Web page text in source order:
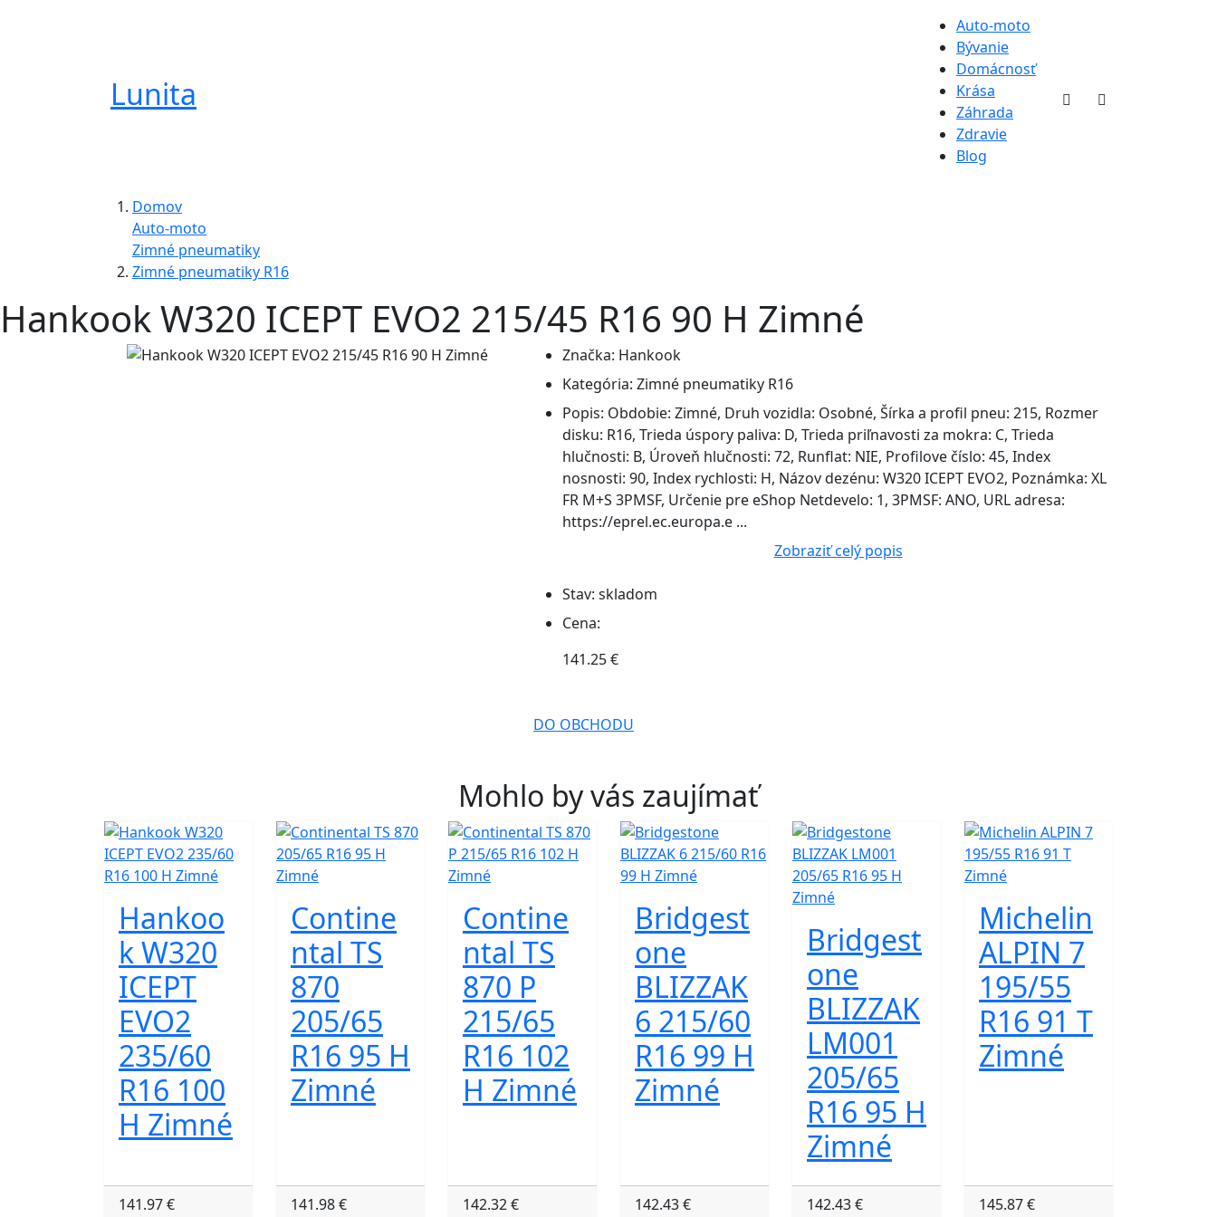
Lunita
Auto-moto
Bývanie
Domácnosť
Krása
Záhrada
Zdravie
Blog
Domov
Auto-moto
Zimné pneumatiky
Zimné pneumatiky R16
Hankook W320 ICEPT EVO2 215/45 R16 90 H Zimné
Značka: Hankook
Kategória: Zimné pneumatiky R16
Popis: Obdobie: Zimné, Druh vozidla: Osobné, Šírka a profil pneu: 215, Rozmer
disku: R16, Trieda úspory paliva: D, Trieda priľnavosti za mokra: C, Trieda
hlučnosti: B, Úroveň hlučnosti: 72, Runflat: NIE, Profilove číslo: 45, Index
nosnosti: 90, Index rychlosti: H, Názov dezénu: W320 ICEPT EVO2, Poznámka: XL
FR M+S 3PMSF, Určenie pre eShop Netdevelo: 1, 3PMSF: ANO, URL adresa:
https://eprel.ec.europa.e ...
Zobraziť celý popis
Stav: skladom
Cena:
141.25 €
DO OBCHODU
Mohlo by vás zaujímať
Hankoo
k W320
ICEPT
EVO2
235/60
R16 100
H Zimné
141.97 €
Contine
ntal TS
870
205/65
R16 95 H
Zimné
141.98 €
Contine
ntal TS
870 P
215/65
R16 102
H Zimné
142.32 €
Bridgest
one
BLIZZAK
6 215/60
R16 99 H
Zimné
142.43 €
Bridgest
one
BLIZZAK
LM001
205/65
R16 95 H
Zimné
142.43 €
Michelin
ALPIN 7
195/55
R16 91 T
Zimné
145.87 €